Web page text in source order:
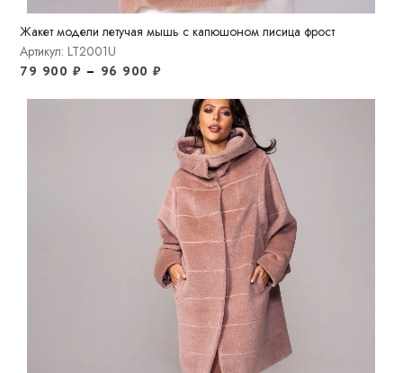
Жакет модели летучая мышь с капюшоном лисица фрост
Артикул: LT2001U
79 900 ₽ – 96 900₽